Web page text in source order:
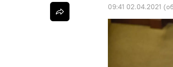
09:41 02.04.2021